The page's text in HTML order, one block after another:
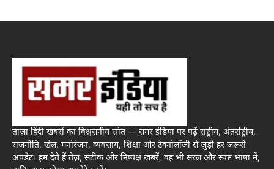
ताज़ा हिंदी खबरों का विश्वसनीय स्रोत — समर इंडिया पर पढ़ें राष्ट्रीय, अंतर्राष्ट्रीय,
राजनीति, खेल, मनोरंजन, व्यवसाय, शिक्षा और टेक्नोलॉजी से जुड़ी हर जरूरी
अपडेट। हम देते हैं तेज़, सटीक और निष्पक्ष खबरें, वह भी सरल और स्पष्ट भाषा में,